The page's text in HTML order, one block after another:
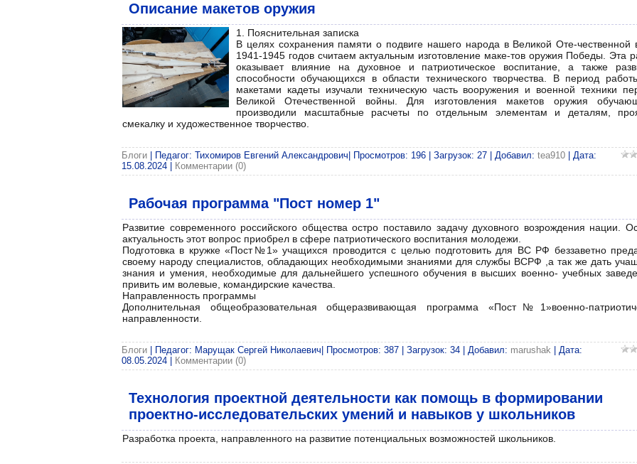
Описание макетов оружия
1. Пояснительная записка
В целях сохранения памяти о подвиге нашего народа в Великой Оте-чественной
1941-1945 годов считаем актуальным изготовление маке-тов оружия Победы. Эта
оказывает влияние на духовное и патриотическое воспитание, а также
способности обучающихся в области технического творчества. В период
макетами кадеты изучали техническую часть вооружения и военной техники
Великой Отечественной войны. Для изготовления макетов оружия
производили масштабные расчеты по отдельным элементам и деталям,
смекалку и художественное творчество.
Блоги | Педагог: Тихомиров Евгений Александрович| Просмотров: 196 | Загрузок: 27 | Добавил: tea910 | Дата:
15.08.2024
Комментарии (0)
Рабочая программа "Пост номер 1"
Развитие современного российского общества остро поставило задачу духовного возрождения нации.
актуальность этот вопрос приобрел в сфере патриотического воспитания молодежи.
Подготовка в кружке «Пост№1» учащихся проводится с целью подготовить для ВС РФ беззаветно
своему народу специалистов, обладающих необходимыми знаниями для службы ВСРФ ,а так же дать
знания и умения, необходимые для дальнейшего успешного обучения в высших военно- учебных
привить им волевые, командирские качества.
Направленность программы
Дополнительная общеобразовательная общеразвивающая программа «Пост№1»военно-
направленности.
Блоги | Педагог: Марущак Сергей Николаевич| Просмотров: 387 | Загрузок: 34 | Добавил: marushak | Дата:
08.05.2024
Комментарии (0)
Технология проектной деятельности как помощь в формировании
проектно-исследовательских умений и навыков у школьников
Разработка проекта, направленного на развитие потенциальных возможностей школьников.